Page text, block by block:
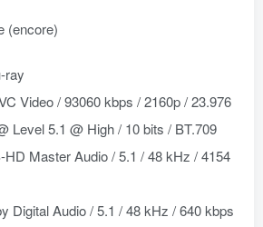
(encore)
ray
Video / 93060 kbps / 2160p / 23.976
Level 5.1 @ High / 10 bits / BT.709
HD Master Audio / 5.1 / 48 kHz / 4154
Digital Audio / 5.1 / 48 kHz / 640 kbps